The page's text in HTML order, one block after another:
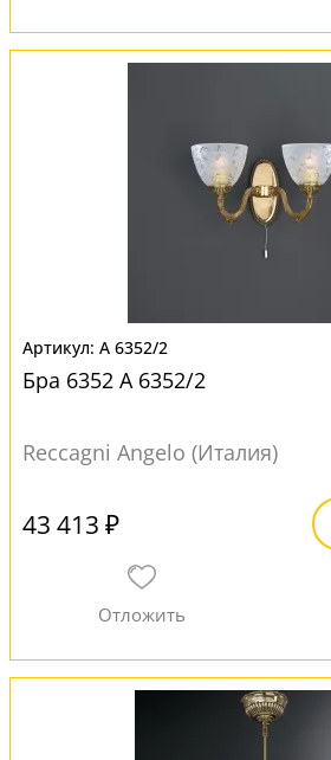
A 6352/2
Бра 6352 A 6352/2
Reccagni Angelo (Италия)
43 413 ₽